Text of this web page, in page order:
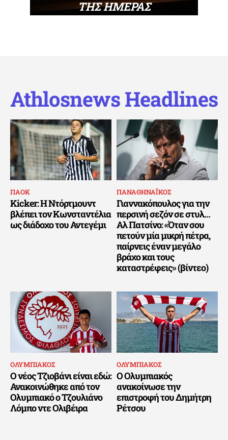
ΤΗΣ ΗΜΕΡΑΣ
Athlosnews Headlines
ΠΑΟΚ
Kicker: Η Ντόρτμουντ
βλέπει τον Κωνσταντέλια
ως διάδοχο του Αντεγέμι
ΠΑΝΑΘΗΝΑΪΚΟΣ
Γιαννακόπουλος για την
περσινή σεζόν σε στυλ…
Αλ Πατσίνο: «Όταν σου
πετούν μία μικρή πέτρα,
παίρνεις έναν μεγάλο
βράχο και τους
καταστρέφεις» (βίντεο)
ΟΛΥΜΠΙΑΚΟΣ
Ο νέος Τζιοβάνι είναι εδώ:
Ανακοινώθηκε από τον
Ολυμπιακό ο Τζουλιάνο
Λόμπο ντε Ολιβέιρα
ΟΛΥΜΠΙΑΚΟΣ
Ο Ολυμπιακός
ανακοίνωσε την
επιστροφή του Δημήτρη
Ρέτσου